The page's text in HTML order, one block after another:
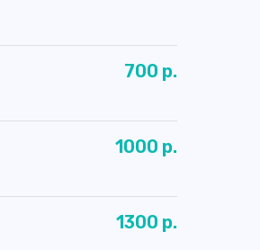
700 р.
1000 р.
1300 р.